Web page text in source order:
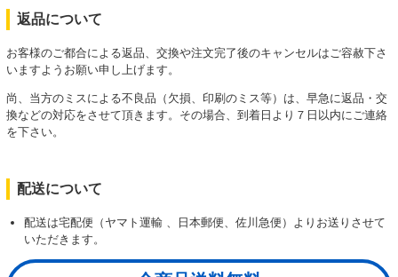
返品について
お客様のご都合による返品、交換や注文完了後のキャンセルはご容赦下さ
いますようお願い申し上げます。
尚、当方のミスによる不良品（欠損、印刷のミス等）は、早急に返品・交
換などの対応をさせて頂きます。その場合、到着日より７日以内にご連絡
を下さい。
配送について
配送は宅配便（ヤマト運輸 、日本郵便、佐川急便）よりお送りさせて
いただきます。